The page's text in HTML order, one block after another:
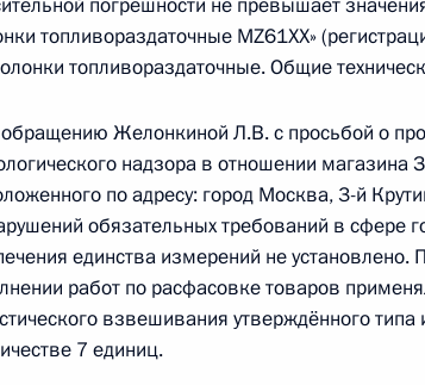
и метрологии Марина
Российской Федерации по
2019 года, 23:08
2018 года, пятница
2018 года по поручению
Центрального управления
и метрологии Марина
топливораздаточные MZ61XX»
топливораздаточные. Общие
Желонкиной Л.В. с просьбой о
надзора в отношении магазина
по адресу: город Москва, 3-й
обязательных требований в сфере
единства измерений не установлено.
работ по расфасовке товаров
взвешивания утверждённого
7 единиц.